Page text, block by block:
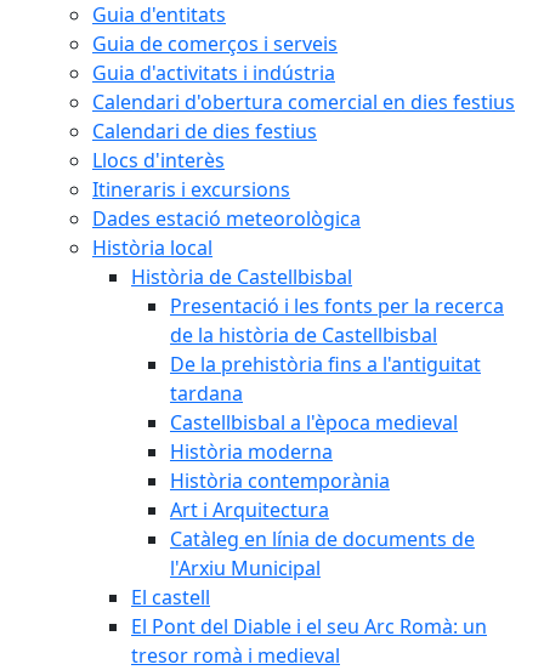
Guia d'entitats
Guia de comerços i serveis
Guia d'activitats i indústria
Calendari d'obertura comercial en dies festius
Calendari de dies festius
Llocs d'interès
Itineraris i excursions
Dades estació meteorològica
Història local
Història de Castellbisbal
Presentació i les fonts per la recerca
de la història de Castellbisbal
De la prehistòria fins a l'antiguitat
tardana
Castellbisbal a l'època medieval
Història moderna
Història contemporània
Art i Arquitectura
Catàleg en línia de documents de
l'Arxiu Municipal
El castell
El Pont del Diable i el seu Arc Romà: un
tresor romà i medieval